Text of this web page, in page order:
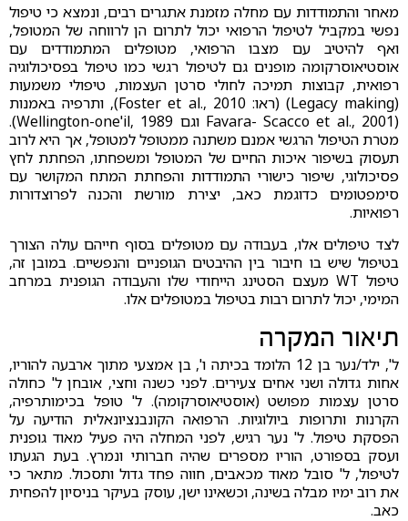
מאחר והתמודדות עם מחלה מזמנת אתגרים רבים, ונמצא כי טיפול
נפשי במקביל לטיפול הרפואי יכול לתרום הן לרווחה של המטופל,
ואף להיטיב עם מצבו הרפואי, מטופלים המתמודדים עם
אוסטיאוסרקומה מופנים גם לטיפול רגשי כמו טיפול בפסיכולוגיה
רפואית, קבוצות תמיכה לחולי סרטן העצמות, טיפולי משמעות
(Legacy making) (ראו: Foster et al., 2010), ותרפיה באמנות
(Favara- Scacco et al., 2001 וגם Wellington-one'il, 1989).
מטרת הטיפול הרגשי אמנם משתנה ממטופל למטופל, אך היא לרוב
תעסוק בשיפור איכות החיים של המטופל ומשפחתו, הפחתת לחץ
פסיכולוגי, שיפור כישורי התמודדות והפחתת המתח המקושר עם
סימפטומים כדוגמת כאב, יצירת מורשת והכנה לפרוצדורות
רפואיות.
לצד טיפולים אלו, בעבודה עם מטופלים בסוף חייהם עולה הצורך
בטיפול שיש בו חיבור בין ההיבטים הגופניים והנפשיים. במובן זה,
טיפול WT מעצם הסטינג הייחודי שלו והעבודה הגופנית במרחב
המימי, יכול לתרום רבות בטיפול במטופלים אלו.
תיאור המקרה
ל', ילד/נער בן 12 הלומד בכיתה ו', בן אמצעי מתוך ארבעה להוריו,
אחות גדולה ושני אחים צעירים. לפני כשנה וחצי, אובחן ל' כחולה
סרטן עצמות מפושט (אוסטיאוסרקומה). ל' טופל בכימותרפיה,
הקרנות ותרופות ביולוגיות. הרפואה הקונבנציונאלית הודיעה על
הפסקת טיפול. ל' נער רגיש, לפני המחלה היה פעיל מאוד גופנית
ועסק בספורט, הוריו מספרים שהיה חברותי ונמרץ. בעת הגעתו
לטיפול, ל' סובל מאוד מכאבים, חווה פחד גדול ותסכול. מתאר כי
את רוב ימיו מבלה בשינה, וכשאינו ישן, עוסק בעיקר בניסיון להפחית
כאב.